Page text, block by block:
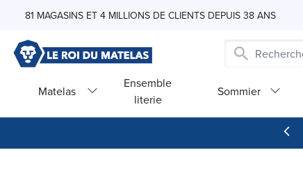
81 MAGASINS ET 4 MILLIONS DE CLIENTS DEPUIS 38 ANS
Matelas
Ensemble
literie
Sommier